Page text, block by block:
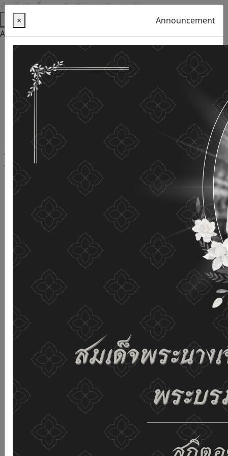
ข้ามไปยังเนื้อหาหลัก (Skip to Content)
Help
Accessibility Tools
Thai language
English
Increase the font size
Reduce font size
Normal font size
High Definition
Negative sharpness
Normal Definition
Open and read with voice
Turn off voice reading
Site map
This website uses cookies (Cookies)
The Department of Older Persons Affairs
values ​​your
personal information for the purpose of developing
and improving the website. If you use this website
without changing any settings it means that you agree
to receive cookies on the website and our privacy
policy.
See details Accept all
02-659-6811 saraban@dop.mail.go.th
Change display settings
CCC
× Announcement